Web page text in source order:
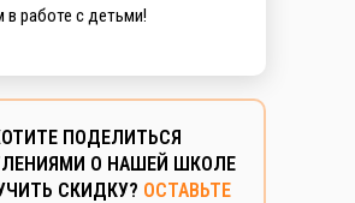
ПОДЕЛИТЬСЯ
О НАШЕЙ ШКОЛЕ
СКИДКУ? ОСТАВЬТЕ
в работе с детьми!